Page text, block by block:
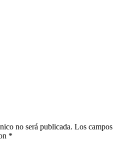
no será publicada. Los campos
*